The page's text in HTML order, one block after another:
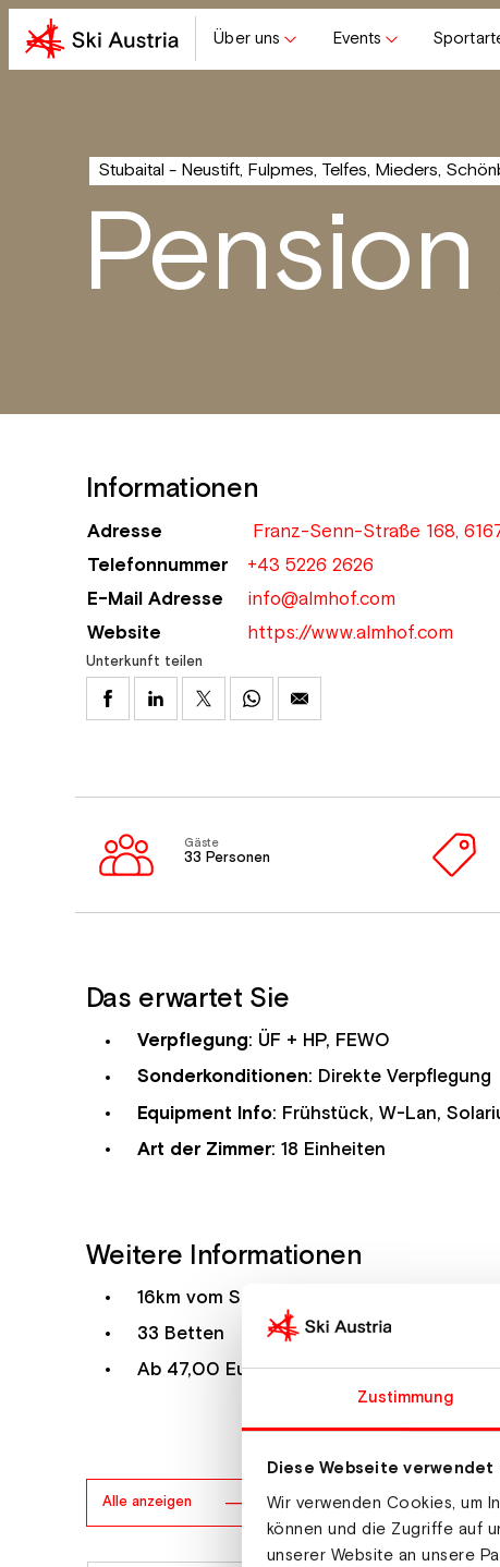
Zustimmung
Diese Webseite verwendet
Wir verwenden Cookies, um
können und die Zugriffe auf
unserer Website an unsere
Über uns Events
Stubaital - Neustift, Fulpmes, Telfes, Mieders,
Informationen
Adresse
Franz-Senn-Straße 168,
Telefonnummer
+43 5226 2626
E-Mail Adresse
info@almhof.com
Website
https://www.almhof.com
Unterkunft teilen
Gäste
33 Personen
Das erwartet Sie
Verpflegung: ÜF + HP, FEWO
Sonderkonditionen: Direkte Verpflegung
Equipment Info: Frühstück, W-Lan,
Art der Zimmer: 18 Einheiten
Weitere Informationen
16km vom Stubaier Gletscher entfernt,
33 Betten
Ab 47,00 Euro HP (Nebensaison) Ab
Alle anzeigen